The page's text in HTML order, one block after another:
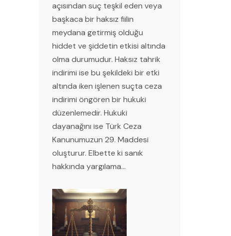
açısından suç teşkil eden veya
başkaca bir haksız fiilin
meydana getirmiş olduğu
hiddet ve şiddetin etkisi altında
olma durumudur. Haksız tahrik
indirimi ise bu şekildeki bir etki
altında iken işlenen suçta ceza
indirimi öngören bir hukuki
düzenlemedir. Hukuki
dayanağını ise Türk Ceza
Kanunumuzun 29. Maddesi
oluşturur. Elbette ki sanık
hakkında yargılama…